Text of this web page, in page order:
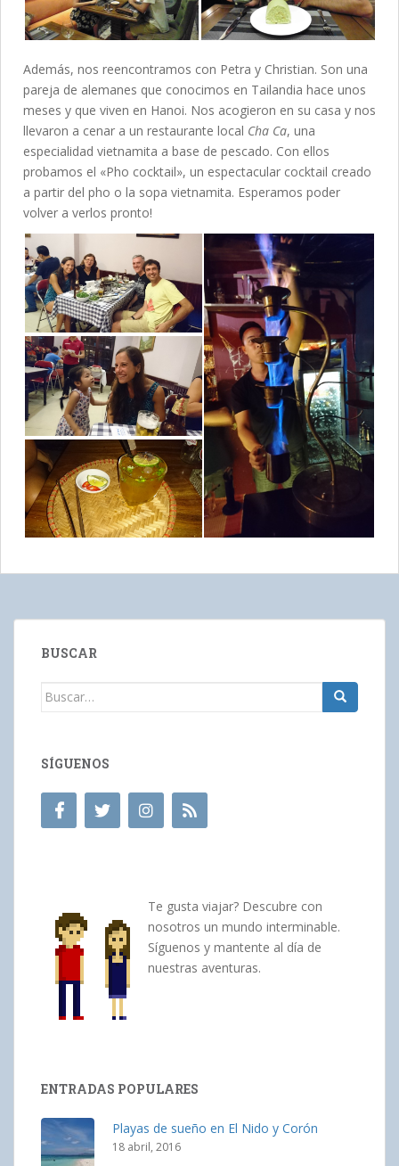
Además, nos reencontramos con Petra y Christian. Son una
pareja de alemanes que conocimos en Tailandia hace unos
meses y que viven en Hanoi. Nos acogieron en su casa y nos
llevaron a cenar a un restaurante local Cha Ca, una
especialidad vietnamita a base de pescado. Con ellos
probamos el «Pho cocktail», un espectacular cocktail creado
a partir del pho o la sopa vietnamita. Esperamos poder
volver a verlos pronto!
BUSCAR
Buscar:
SÍGUENOS
Te gusta viajar? Descubre con
nosotros un mundo interminable.
Síguenos y mantente al día de
nuestras aventuras.
ENTRADAS POPULARES
Playas de sueño en El Nido y Corón
18 abril, 2016